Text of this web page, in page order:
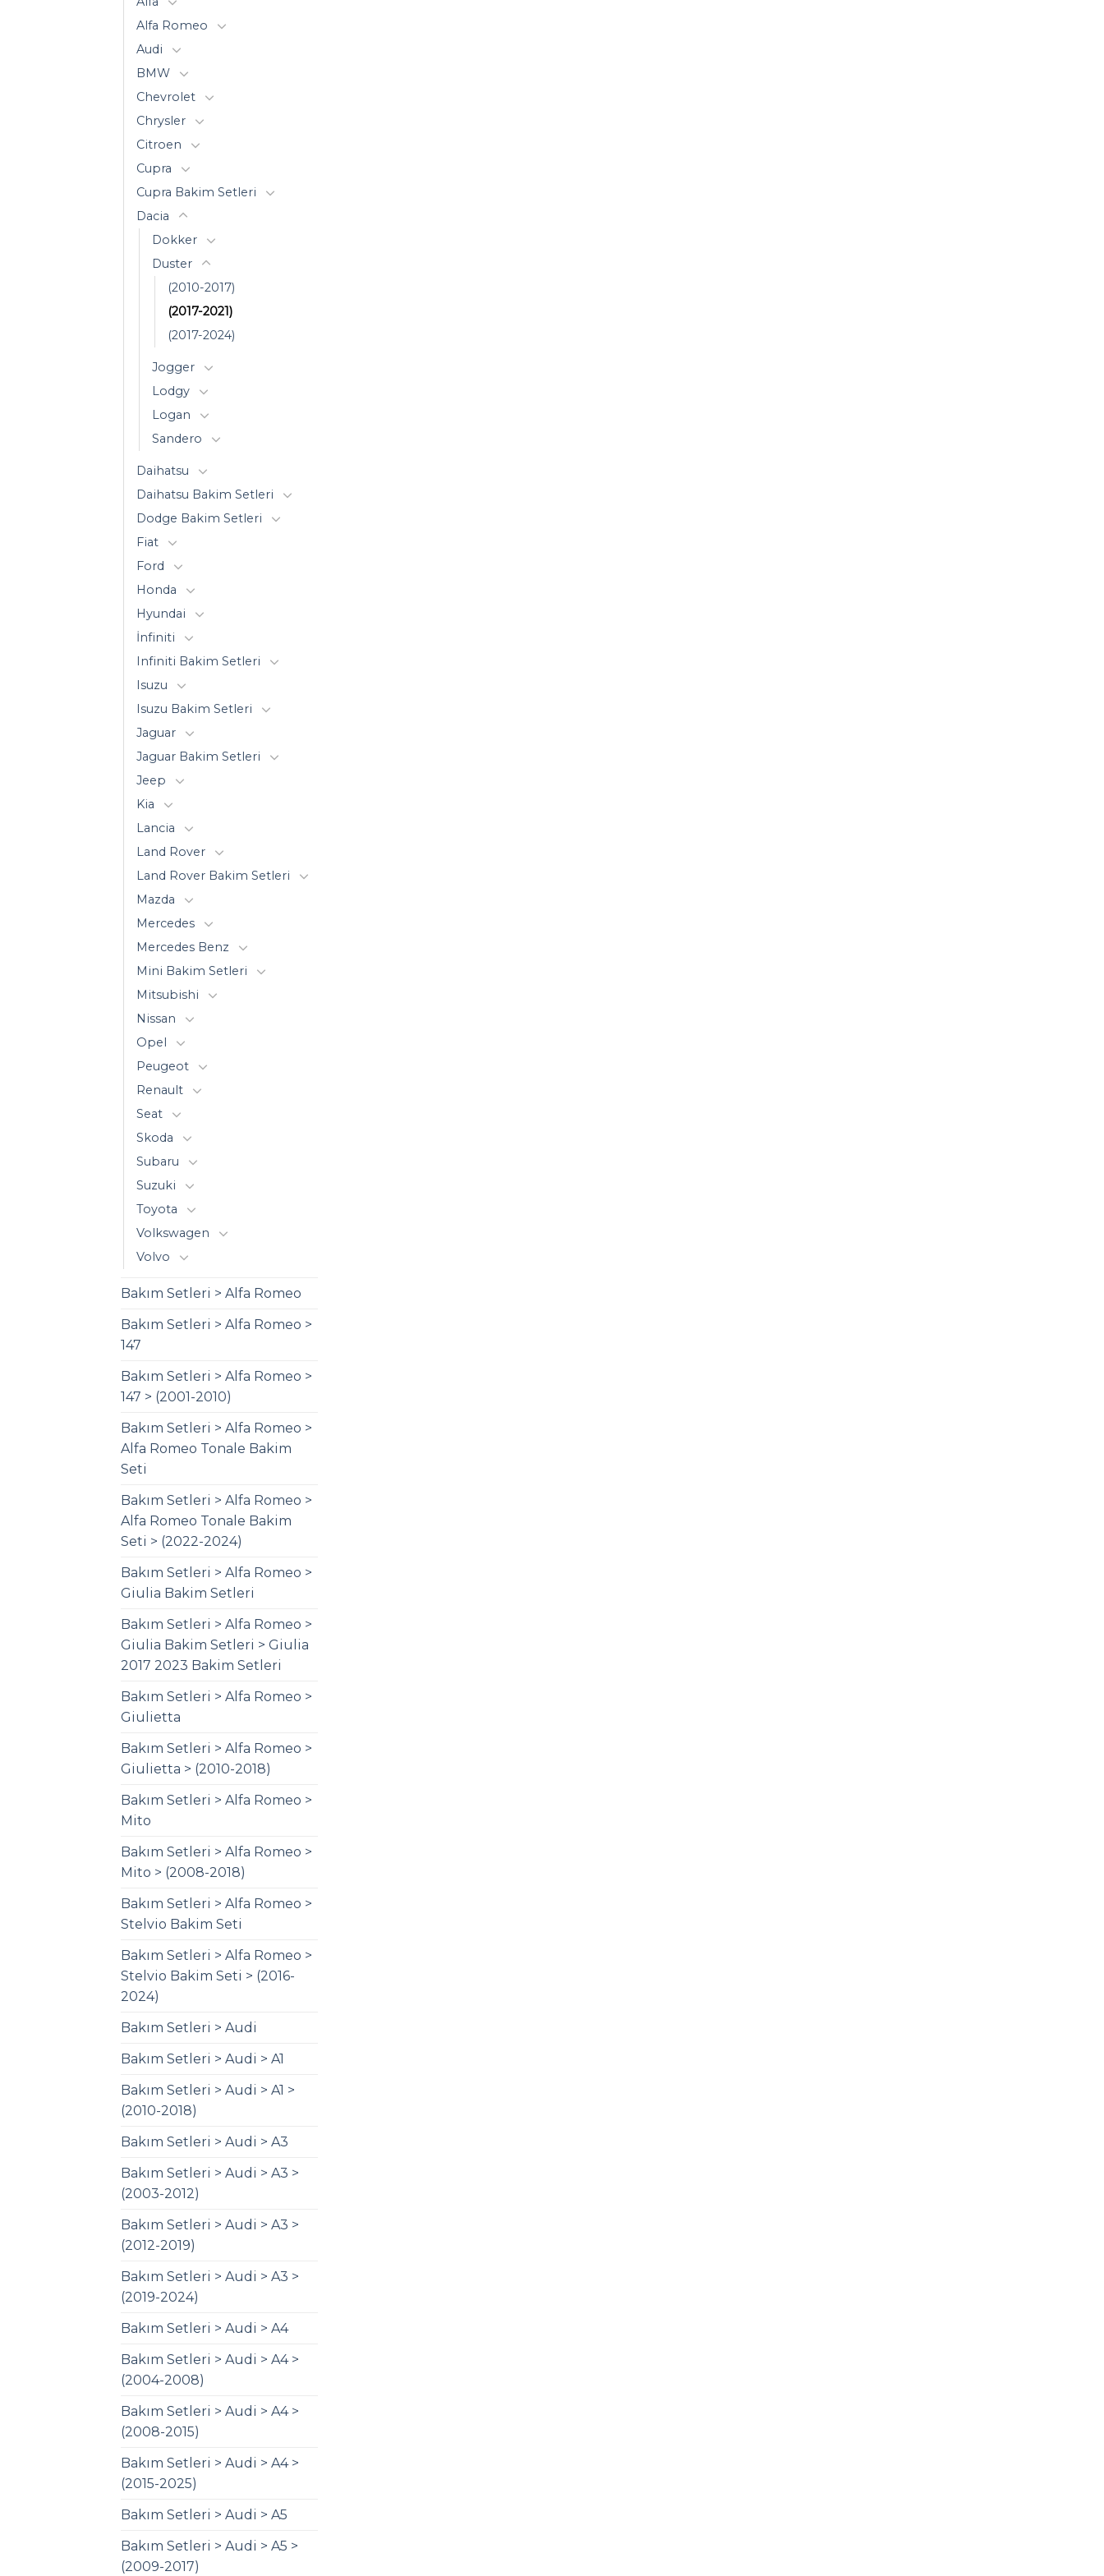
Alfa Romeo
Audi
BMW
Chevrolet
Chrysler
Citroen
Cupra
Cupra Bakim Setleri
Dacia
Dokker
Duster
(2010-2017)
(2017-2021)
(2017-2024)
Jogger
Lodgy
Logan
Sandero
Daihatsu
Daihatsu Bakim Setleri
Dodge Bakim Setleri
Fiat
Ford
Honda
Hyundai
İnfiniti
Infiniti Bakim Setleri
Isuzu
Isuzu Bakim Setleri
Jaguar
Jaguar Bakim Setleri
Jeep
Kia
Lancia
Land Rover
Land Rover Bakim Setleri
Mazda
Mercedes
Mercedes Benz
Mini Bakim Setleri
Mitsubishi
Nissan
Opel
Peugeot
Renault
Seat
Skoda
Subaru
Suzuki
Toyota
Volkswagen
Volvo
Bakım Setleri > Alfa Romeo
Bakım Setleri > Alfa Romeo >
147
Bakım Setleri > Alfa Romeo >
147 > (2001-2010)
Bakım Setleri > Alfa Romeo >
Alfa Romeo Tonale Bakim
Seti
Bakım Setleri > Alfa Romeo >
Alfa Romeo Tonale Bakim
Seti > (2022-2024)
Bakım Setleri > Alfa Romeo >
Giulia Bakim Setleri
Bakım Setleri > Alfa Romeo >
Giulia Bakim Setleri > Giulia
2017 2023 Bakim Setleri
Bakım Setleri > Alfa Romeo >
Giulietta
Bakım Setleri > Alfa Romeo >
Giulietta > (2010-2018)
Bakım Setleri > Alfa Romeo >
Mito
Bakım Setleri > Alfa Romeo >
Mito > (2008-2018)
Bakım Setleri > Alfa Romeo >
Stelvio Bakim Seti
Bakım Setleri > Alfa Romeo >
Stelvio Bakim Seti > (2016-
2024)
Bakım Setleri > Audi
Bakım Setleri > Audi > A1
Bakım Setleri > Audi > A1 >
(2010-2018)
Bakım Setleri > Audi > A3
Bakım Setleri > Audi > A3 >
(2003-2012)
Bakım Setleri > Audi > A3 >
(2012-2019)
Bakım Setleri > Audi > A3 >
(2019-2024)
Bakım Setleri > Audi > A4
Bakım Setleri > Audi > A4 >
(2004-2008)
Bakım Setleri > Audi > A4 >
(2008-2015)
Bakım Setleri > Audi > A4 >
(2015-2025)
Bakım Setleri > Audi > A5
Bakım Setleri > Audi > A5 >
(2009-2017)